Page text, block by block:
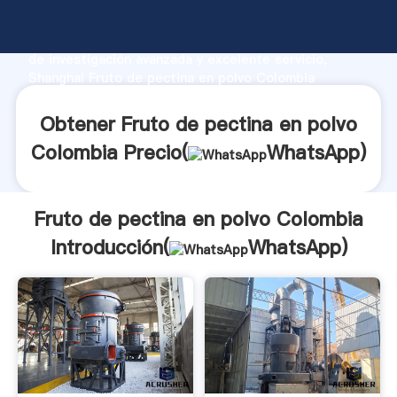
de investigación avanzada y excelente servicio,
clientes.
Obtener Fruto de pectina en polvo
Colombia Precio(
WhatsApp)
Fruto de pectina en polvo Colombia
Introducción(
WhatsApp)